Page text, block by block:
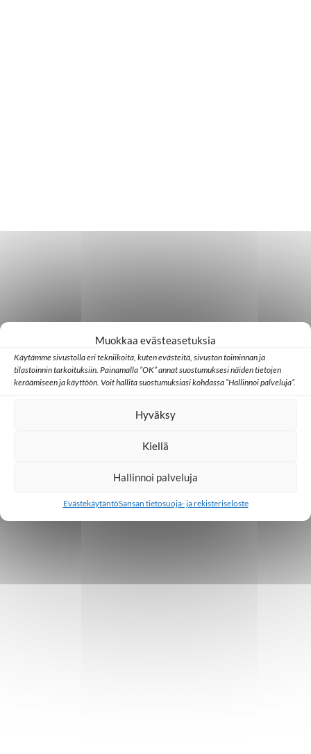
Muokkaa evästeasetuksia
Käytämme sivustolla eri tekniikoita, kuten evästeitä, sivuston toiminnan ja
tilastoinnin tarkoituksiin. Painamalla ”OK” annat suostumuksesi näiden tietojen
keräämiseen ja käyttöön. Voit hallita suostumuksiasi kohdassa ”Hallinnoi palveluja”.
Hyväksy
Kiellä
Hallinnoi palveluja
EvästekäytäntöSansan tietosuoja- ja rekisteriseloste